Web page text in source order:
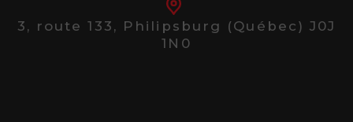
3, route 133, Philipsburg (Québec) J0J
1N0